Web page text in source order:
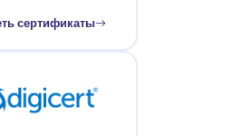
сертификаты